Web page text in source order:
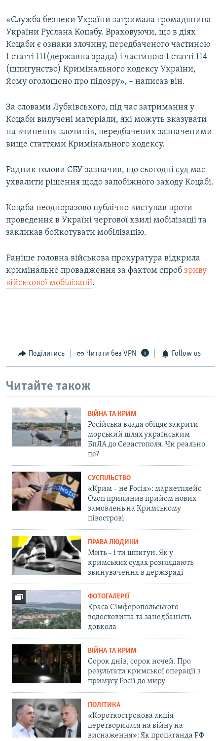
«Служба безпеки України затримала громадянина
України Руслана Коцабу. Враховуючи, що в діях
Коцаби є ознаки злочину, передбаченого частиною
1 статті 111(державна зрада) і частиною 1 статті 114
(шпигунство) Кримінального кодексу України,
йому оголошено про підозру», – написав він.
За словами Лубківського, під час затримання у
Коцаби вилучені матеріали, які можуть вказувати
на вчинення злочинів, передбачених зазначеними
вище статтями Кримінального кодексу.
Радник голови СБУ зазначив, що сьогодні суд має
ухвалити рішення щодо запобіжного заходу Коцабі.
Коцаба неодноразово публічно виступав проти
проведення в Україні чергової хвилі мобілізації та
закликав бойкотувати мобілізацію.
Раніше головна військова прокуратура відкрила
кримінальне провадження за фактом спроб зриву
військової мобілізації.
Поділитись Читати без VPN Follow us
Читайте також
ВІЙНА ТА КРИМ
Російська влада обіцяє закрити
морський шлях українським
БпЛА до Севастополя. Чи реально
це?
СУСПІЛЬСТВО
«Крим – не Росія»: маркетплейс
Ozon припинив прийом нових
замовлень на Кримському
півострові
ПРАВА ЛЮДИНИ
Мить – і ти шпигун. Як у
кримських судах розглядають
звинувачення в держзраді
ФОТОГАЛЕРЕЇ
Краса Сімферопольського
водосховища та занедбаність
довкола
ВІЙНА ТА КРИМ
Сорок днів, сорок ночей. Про
результати кримської операції з
примусу Росії до миру
ПОЛІТИКА
«Короткострокова акція
перетворилася на війну на
виснаження»: Як пропаганда РФ